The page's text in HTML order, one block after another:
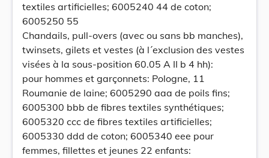
textiles artificielles; 6005240 44 de coton;
6005250 55
Chandails, pull-overs (avec ou sans bb manches),
twinsets, gilets et vestes (à l´exclusion des vestes
visées à la sous-position 60.05 A II b 4 hh):
pour hommes et garçonnets: Pologne, 11
Roumanie de laine; 6005290 aaa de poils fins;
6005300 bbb de fibres textiles synthétiques;
6005320 ccc de fibres textiles artificielles;
6005330 ddd de coton; 6005340 eee pour
femmes, fillettes et jeunes 22 enfants: